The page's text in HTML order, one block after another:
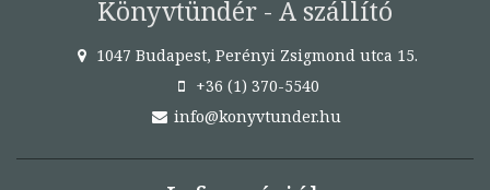
Könyvtündér - A szállító
1047 Budapest, Perényi Zsigmond utca 15.
+36 (1) 370-5540
info@konyvtunder.hu